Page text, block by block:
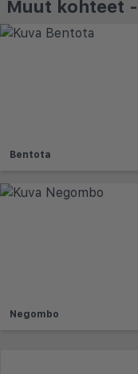
Muut kohteet
Bentota
Negombo